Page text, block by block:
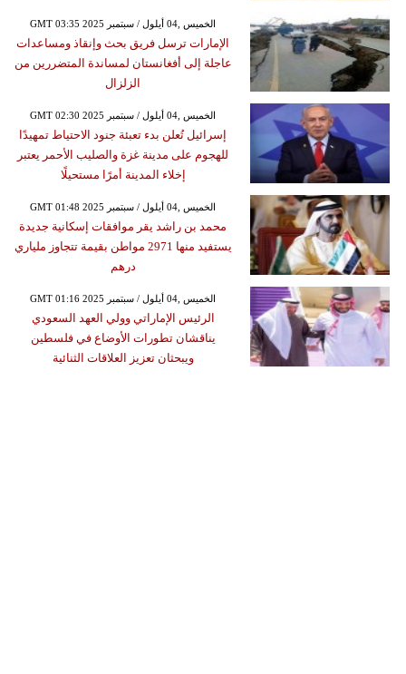
GMT 03:35 2025 الخميس ,04 أيلول / سبتمبر
الإمارات ترسل فريق بحث وإنقاذ ومساعدات
عاجلة إلى أفغانستان لمساندة المتضررين من
الزلزال
GMT 02:30 2025 الخميس ,04 أيلول / سبتمبر
إسرائيل تُعلن بدء تعبئة جنود الاحتياط تمهيدًا
للهجوم على مدينة غزة والصليب الأحمر يعتبر
إخلاء المدينة أمرًا مستحيلًا
GMT 01:48 2025 الخميس ,04 أيلول / سبتمبر
محمد بن راشد يقر موافقات إسكانية جديدة
يستفيد منها 2971 مواطن بقيمة تتجاوز ملياري
درهم
GMT 01:16 2025 الخميس ,04 أيلول / سبتمبر
الرئيس الإماراتي وولي العهد السعودي
يناقشان تطورات الأوضاع في فلسطين
ويبحثان تعزيز العلاقات الثنائية